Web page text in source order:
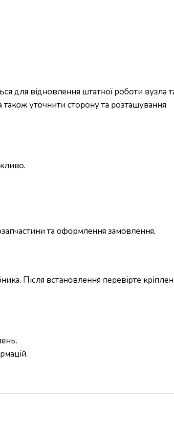
для відновлення штатної роботи вузла
уточнити сторону та розташування.
та оформлення замовлення.
Після встановлення перевірте